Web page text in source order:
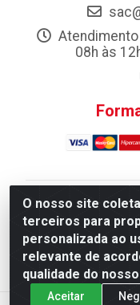
O nosso site
terceiros para
personalizada ao
relevante de
qualidade do
Aceitar
08h às
Atacadao da
Distribuicao LTDA
Industrial